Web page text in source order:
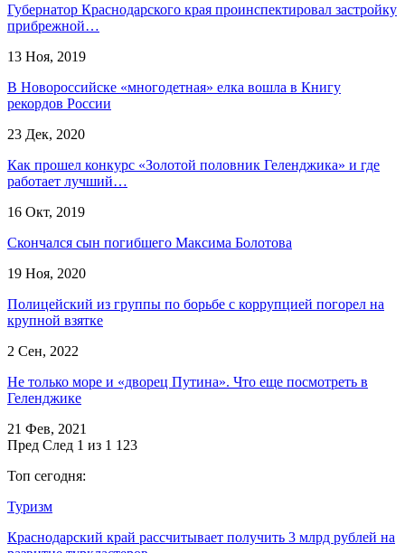
Губернатор Краснодарского края проинспектировал застройку
прибрежной…
13 Ноя, 2019
В Новороссийске «многодетная» елка вошла в Книгу
рекордов России
23 Дек, 2020
Как прошел конкурс «Золотой половник Геленджика» и где
работает лучший…
16 Окт, 2019
Скончался сын погибшего Максима Болотова
19 Ноя, 2020
Полицейский из группы по борьбе с коррупцией погорел на
крупной взятке
2 Сен, 2022
Не только море и «дворец Путина». Что еще посмотреть в
Геленджике
21 Фев, 2021
Пред След 1 из 1 123
Топ сегодня:
Туризм
Краснодарский край рассчитывает получить 3 млрд рублей на